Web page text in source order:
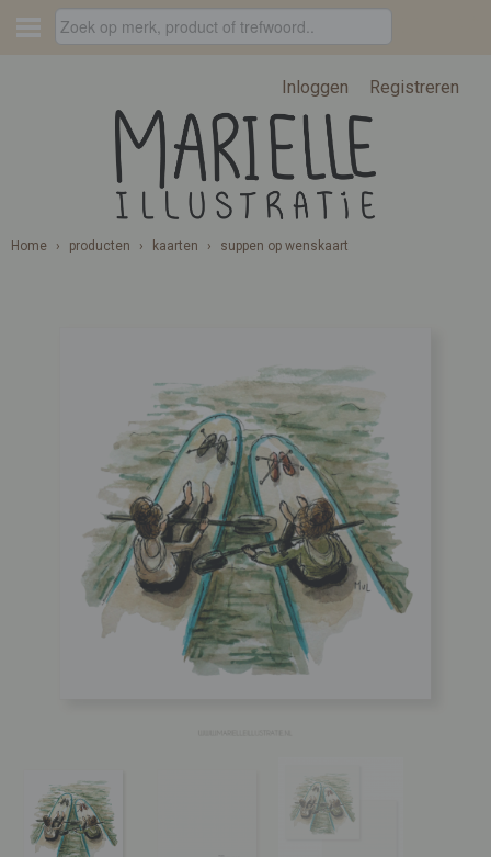
Inloggen Registreren
Home › producten › kaarten › suppen op wenskaart